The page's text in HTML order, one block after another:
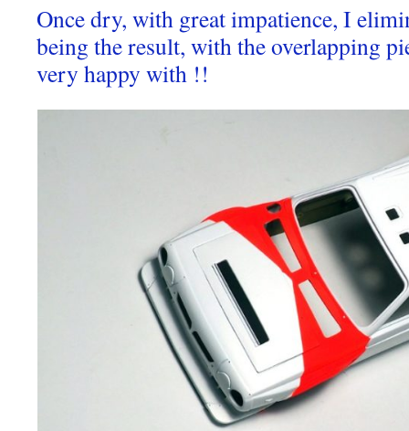
Once dry, with great impatience, I
being the result, with the overlapping
very happy with !!